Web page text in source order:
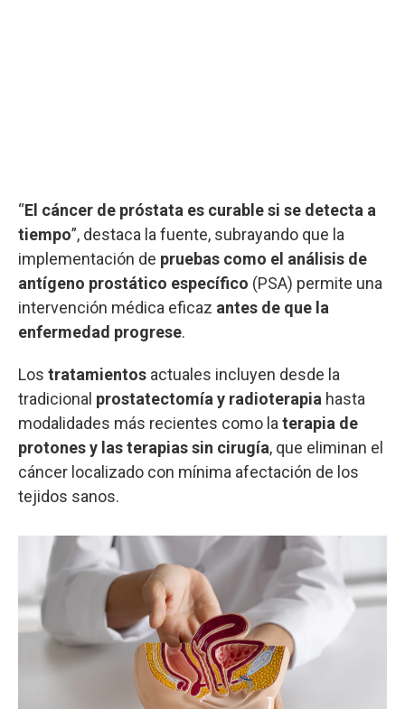
“El cáncer de próstata es curable si se detecta a
tiempo”, destaca la fuente, subrayando que la
implementación de pruebas como el análisis de
antígeno prostático específico (PSA) permite una
intervención médica eficaz antes de que la
enfermedad progrese.
Los tratamientos actuales incluyen desde la
tradicional prostatectomía y radioterapia hasta
modalidades más recientes como la terapia de
protones y las terapias sin cirugía, que eliminan el
cáncer localizado con mínima afectación de los
tejidos sanos.